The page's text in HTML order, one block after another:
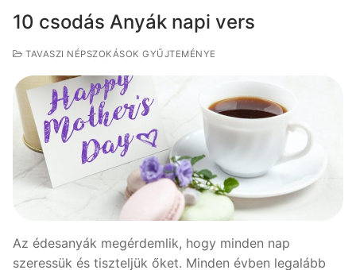
10 csodás Anyák napi vers
TAVASZI NÉPSZOKÁSOK GYŰJTEMÉNYE
Az édesanyák megérdemlik, hogy minden nap
szeressük és tiszteljük őket. Minden évben legalább